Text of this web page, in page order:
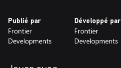
Publié par
Frontier
Developments
Développé par
Frontier
Developments